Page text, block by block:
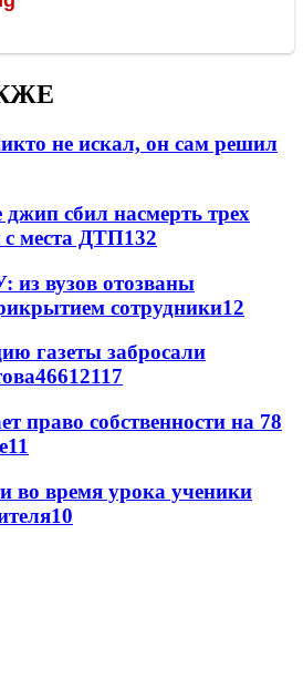
не искал, он сам решил
сбил насмерть трех
места ДТП132
из вузов отозваны
сотрудники12
газеты забросали
46612117
право собственности на 78
11
во время урока ученики
10